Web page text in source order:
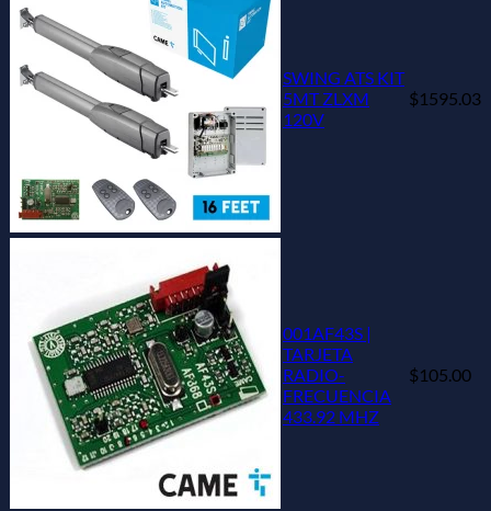
SWING ATS KIT
5MT ZLXM
120V
$1595.03
001AF43S |
TARJETA
RADIO-
FRECUENCIA
433.92 MHZ
$105.00